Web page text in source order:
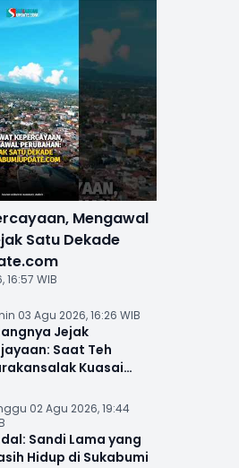
Mengawal
Satu Dekade
WIB
03 Agu 2026, 16:26 WIB
Jejak
Saat Teh
Kuasai
02 Agu 2026, 19:44
Sandi Lama yang
Hidup di Sukabumi